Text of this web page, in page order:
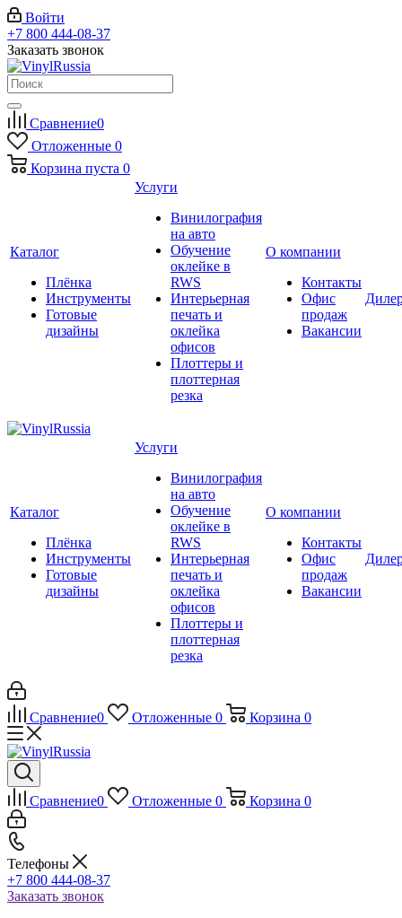
Войти
+7 800 444-08-37
Заказать звонок
Сравнение0
Отложенные 0
Корзина пуста 0
Каталог
Плёнка
Инструменты
Готовые
дизайны
Услуги
Винилография
на авто
Обучение
оклейке в
RWS
Интерьерная
печать и
оклейка
офисов
Плоттеры и
плоттерная
резка
О компании
Контакты
Офис
продаж
Вакансии
Каталог
Плёнка
Инструменты
Готовые
дизайны
Услуги
Винилография
на авто
Обучение
оклейке в
RWS
Интерьерная
печать и
оклейка
офисов
Плоттеры и
плоттерная
резка
О компании
Контакты
Офис
продаж
Вакансии
Сравнение0 Отложенные 0 Корзина 0
Сравнение0 Отложенные 0 Корзина 0
Телефоны
+7 800 444-08-37
Заказать звонок